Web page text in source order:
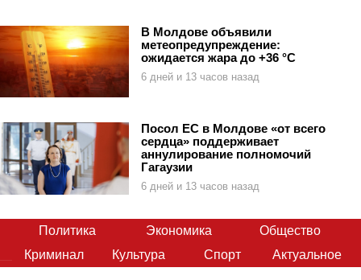
В Молдове объявили
метеопредупреждение:
ожидается жара до +36 °C
6 дней и 13 часов назад
Посол ЕС в Молдове «от всего
сердца» поддерживает
аннулирование полномочий
Гагаузии
6 дней и 13 часов назад
Политика Экономика
Общество
Криминал
Культура Спорт Актуальное